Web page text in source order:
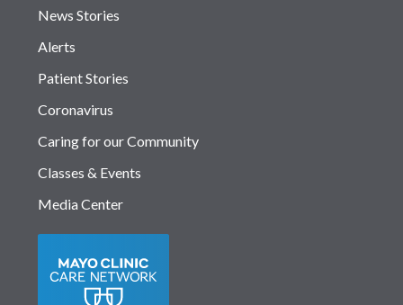
News Stories
Alerts
Patient Stories
Coronavirus
Caring for our Community
Classes & Events
Media Center